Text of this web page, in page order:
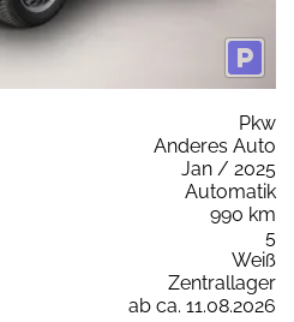
Pkw
Anderes Auto
Jan / 2025
Automatik
990 km
5
Weiß
Zentrallager
ab ca. 11.08.2026